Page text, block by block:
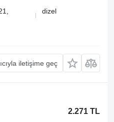
dizel
iletişime geç
2.271 TL